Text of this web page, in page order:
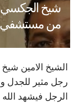
شيخ الجكسي
من مستشفي
الشيخ الامين
رجل مثير للجدل
الرجل فيشهد